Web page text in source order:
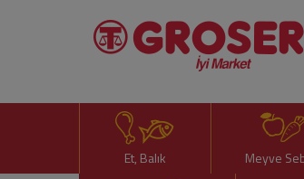
Et, Balık Meyve